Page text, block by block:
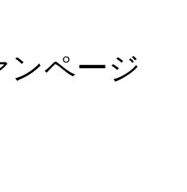
ンページ